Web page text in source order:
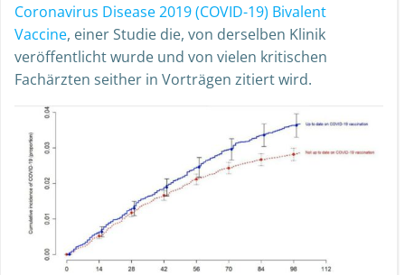
Coronavirus Disease 2019 (COVID-19) Bivalent
Vaccine, einer Studie die, von derselben Klinik
veröffentlicht wurde und von vielen kritischen
Fachärzten seither in Vorträgen zitiert wird.